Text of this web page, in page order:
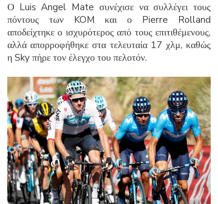
Ο Luis Angel Mate συνέχισε να συλλέγει τους
πόντους των KOM και ο Pierre Rolland
αποδείχτηκε ο ισχυρότερος από τους επιτιθέμενους,
αλλά απορροφήθηκε στα τελευταία 17 χλμ, καθώς
η Sky πήρε τον έλεγχο του πελοτόν.